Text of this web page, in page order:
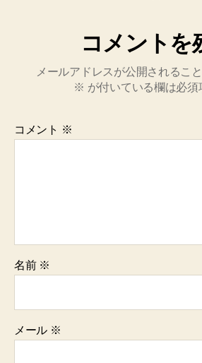
コメントを
メールアドレスが公開されるこ
※ が付いている欄は必須
コメント ※
名前 ※
メール ※